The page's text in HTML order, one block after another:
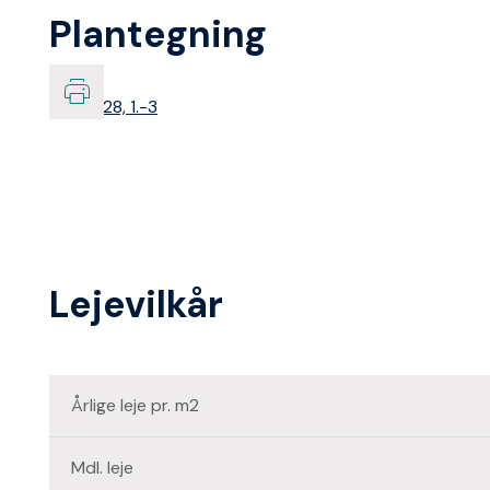
Plantegning
Lejevilkår
Årlige leje pr. m2
Mdl. leje